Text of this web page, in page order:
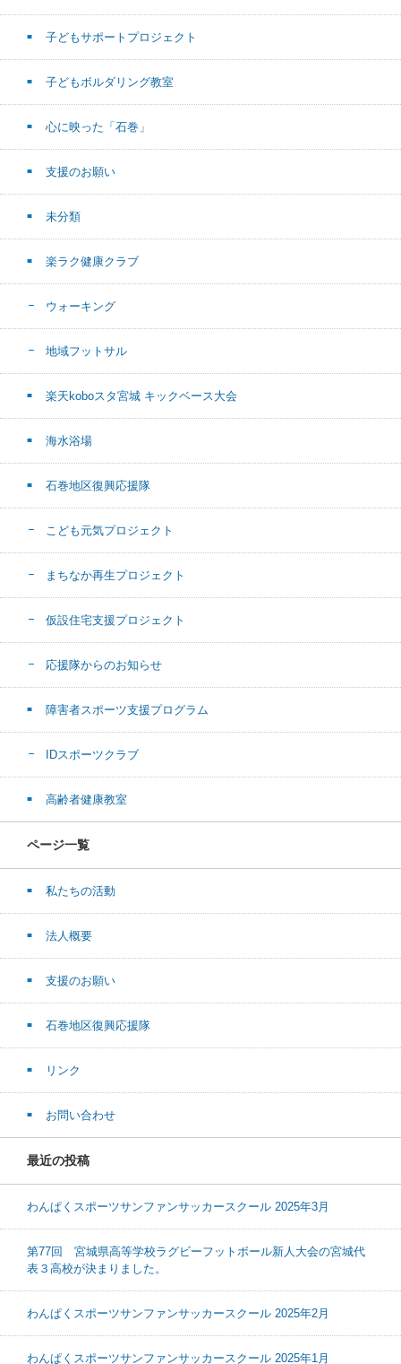
子どもサポートプロジェクト
子どもボルダリング教室
心に映った「石巻」
支援のお願い
未分類
楽ラク健康クラブ
ウォーキング
地域フットサル
楽天koboスタ宮城 キックベース大会
海水浴場
石巻地区復興応援隊
こども元気プロジェクト
まちなか再生プロジェクト
仮設住宅支援プロジェクト
応援隊からのお知らせ
障害者スポーツ支援プログラム
IDスポーツクラブ
高齢者健康教室
ページ一覧
私たちの活動
法人概要
支援のお願い
石巻地区復興応援隊
リンク
お問い合わせ
最近の投稿
わんぱくスポーツサンファンサッカースクール 2025年3月
第77回 宮城県高等学校ラグビーフットボール新人大会の宮城代
表３高校が決まりました。
わんぱくスポーツサンファンサッカースクール 2025年2月
わんぱくスポーツサンファンサッカースクール 2025年1月